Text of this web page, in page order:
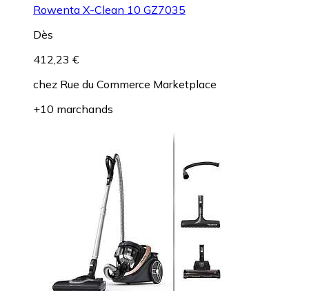
Rowenta X-Clean 10 GZ7035
Dès
412,23 €
chez Rue du Commerce Marketplace
+10 marchands